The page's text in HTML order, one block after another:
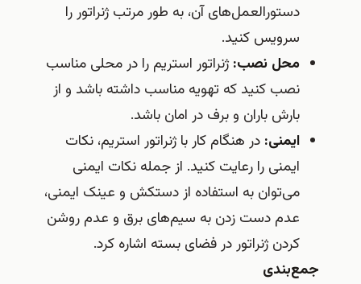
دستورالعمل‌های آن، به طور مرتب ژنراتور را
سرویس کنید.
محل نصب:ژنراتور استریم را در محلی مناسب
نصب کنید که تهویه مناسب داشته باشد و از
بارش باران و برف در امان باشد.
ایمنی: در هنگام کار با ژنراتور استریم، نکات
ایمنی را رعایت کنید. از جمله نکات ایمنی
می‌توان به استفاده از دستکش و عینک ایمنی،
عدم دست زدن به سیم‌های برق و عدم روشن
کردن ژنراتور در فضای بسته اشاره کرد.
جمع‌بندی